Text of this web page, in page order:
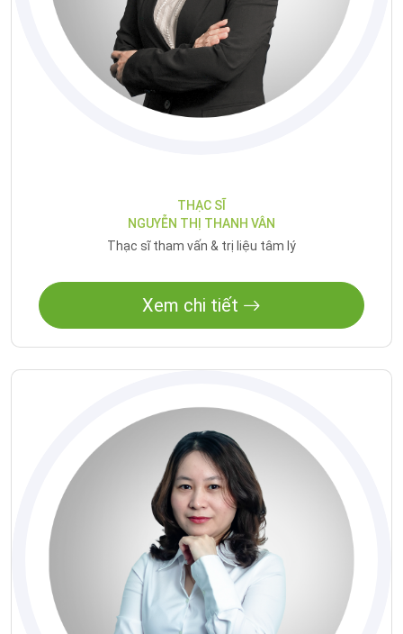
THẠC SĨ
NGUYỄN THỊ THANH VÂN
Thạc sĩ tham vấn & trị liệu tâm lý
Xem chi tiết